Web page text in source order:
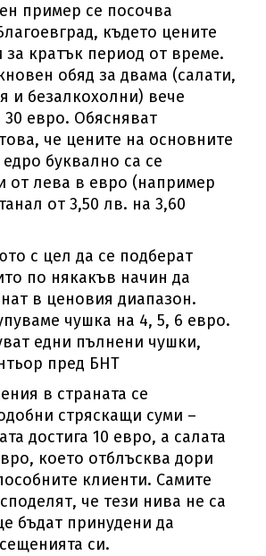
пример се посочва
където цените
за кратък период от време.
обяд за двама (салати,
и безалкохолни) вече
евро. Обясняват
че цените на основните
буквално са се
от лева в евро (например
от 3,50 лв. на 3,60
с цел да се подберат
по някакъв начин да
в ценовия диапазон.
чушка на 4, 5, 6 евро.
едни пълнени чушки,
пред БНТ
в страната се
стряскащи суми –
достига 10 евро, а салата
което отблъсква дори
клиенти. Самите
че тези нива не са
бъдат принудени да
си.